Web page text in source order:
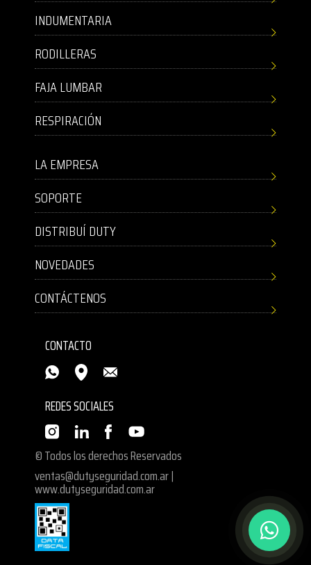
INDUMENTARIA
RODILLERAS
FAJA LUMBAR
RESPIRACIÓN
LA EMPRESA
SOPORTE
DISTRIBUÍ DUTY
NOVEDADES
CONTÁCTENOS
CONTACTO
REDES SOCIALES
© Todos los derechos Reservados
ventas@dutyseguridad.com.ar|
www.dutyseguridad.com.ar